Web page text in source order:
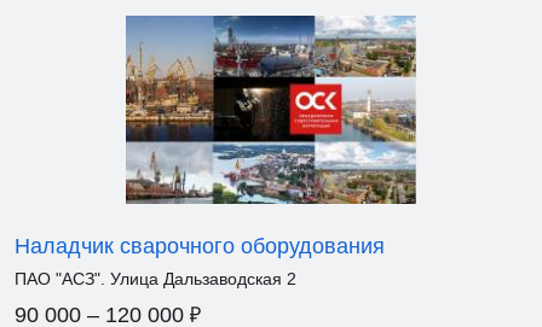
Наладчик сварочного оборудования
ПАО "АСЗ". Улица Дальзаводская 2
90 000 – 120 000 ₽